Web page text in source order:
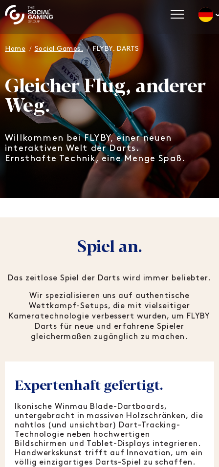
Go
Home Social Games. FLYBY. DARTS
Gleicher Flug, anderer
Weg.
Willkommen bei FLYBY, einer neuen
interaktiven Welt der Darts.
Ernsthafte Technik, eine Menge Spaß.
Spiel an.
Das zeitlose Spiel der Darts wird immer beliebter.
Wir spezialisieren uns auf authentische
Wettkampf-Setups, die mit vielseitiger
Kameratechnologie verbessert wurden, um FLYBY
Darts für neue und erfahrene Spieler
gleichermaßen zugänglich zu machen.
Expertenhaft gefertigt.
Ikonische Winmau Blade-Dartboards,
untergebracht in massiven Holzschränken, die
nahtlos (und unsichtbar) Dart-Tracking-
Technologie neben hochwertigen
Bildschirmen und Tablet-Displays integrieren.
Handwerkskunst trifft auf Innovation, um ein
völlig einzigartiges Darts-Spiel zu schaffen.